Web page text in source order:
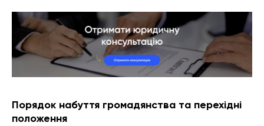
Порядок набуття громадянства та перехідні
положення